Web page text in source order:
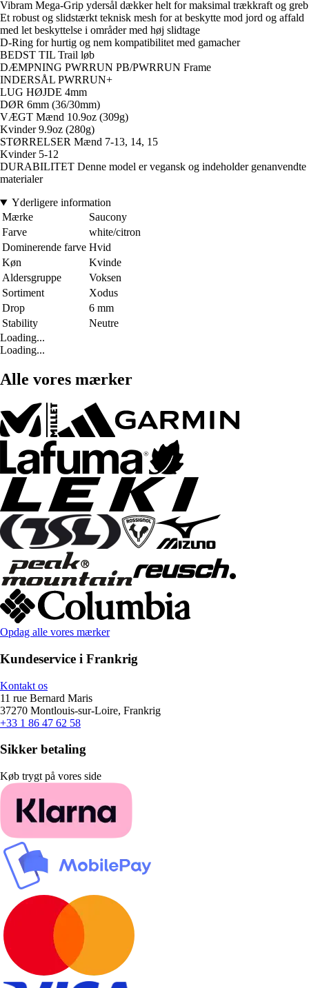
Vibram Mega-Grip ydersål dækker helt for maksimal trækkraft og greb
Et robust og slidstærkt teknisk mesh for at beskytte mod jord og affald
med let beskyttelse i områder med høj slidtage
D-Ring for hurtig og nem kompatibilitet med gamacher
BEDST TIL Trail løb
DÆMPNING PWRRUN PB/PWRRUN Frame
INDERSÅL PWRRUN+
LUG HØJDE 4mm
DØR 6mm (36/30mm)
VÆGT Mænd 10.9oz (309g)
Kvinder 9.9oz (280g)
STØRRELSER Mænd 7-13, 14, 15
Kvinder 5-12
DURABILITET Denne model er vegansk og indeholder genanvendte
materialer
Yderligere information
Mærke
Saucony
Farve
white/citron
Dominerende farve Hvid
Køn
Kvinde
Aldersgruppe
Voksen
Sortiment
Xodus
Drop
6 mm
Stability
Neutre
Loading...
Loading...
Alle vores mærker
Opdag alle vores mærker
Kundeservice i Frankrig
Kontakt os
11 rue Bernard Maris
37270 Montlouis-sur-Loire, Frankrig
+33 1 86 47 62 58
Sikker betaling
Køb trygt på vores side